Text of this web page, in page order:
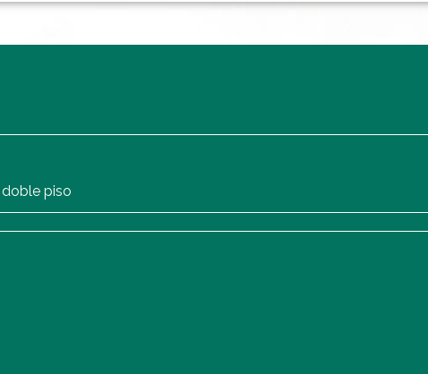
piso